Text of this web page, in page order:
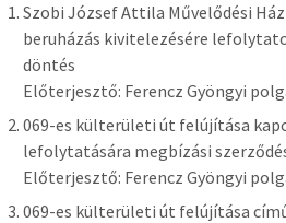
Szobi József Attila Művelődési
beruházás kivitelezésére
döntés
Előterjesztő: Ferencz Gyöngyi
069-es külterületi út felújítása
lefolytatására megbízási
Előterjesztő: Ferencz Gyöngyi
069-es külterületi út felújítása